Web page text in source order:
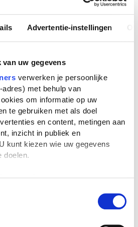
Advertentie-instellingen
uw gegevens
verwerken je persoonlijke
met behulp van
om informatie op uw
te gebruiken met als doel
en content, metingen aan
inzicht in publiek en
kunt kiezen wie uw gegevens
doelen.
we ook graag:
paar meter nauwkeurig kan zijn
eigenschappen (fingerprinting)